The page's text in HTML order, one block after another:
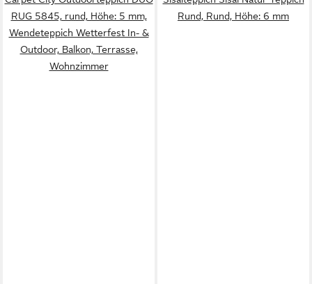
RUG 5845, rund, Höhe: 5 mm,
Wendeteppich Wetterfest In- &
Outdoor, Balkon, Terrasse,
Wohnzimmer
Rund, Rund, Höhe: 6 mm